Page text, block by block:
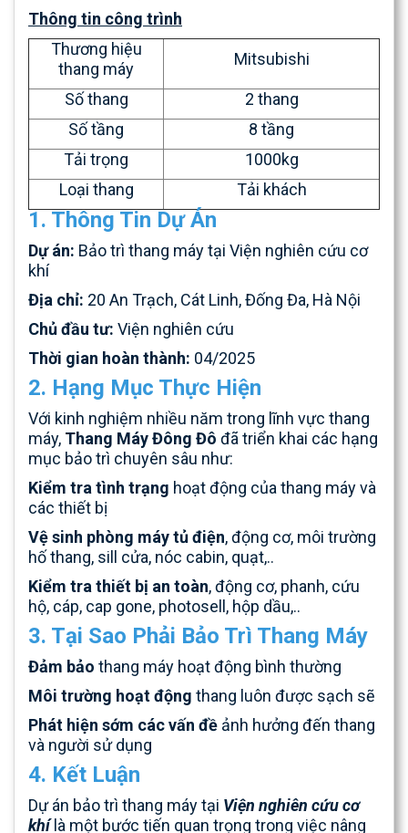
Thông tin công trình
Thương hiệu
thang máy
Mitsubishi
Số thang
2 thang
Số tầng
8 tầng
Tải trọng
1000kg
Loại thang
Tải khách
1. Thông Tin Dự Án
Dự án: Bảo trì thang máy tại Viện nghiên cứu cơ
khí
Địa chỉ: 20 An Trạch, Cát Linh, Đống Đa, Hà Nội
Chủ đầu tư: Viện nghiên cứu
Thời gian hoàn thành: 04/2025
2. Hạng Mục Thực Hiện
Với kinh nghiệm nhiều năm trong lĩnh vực thang
máy, Thang Máy Đông Đô đã triển khai các hạng
mục bảo trì chuyên sâu như:
Kiểm tra tình trạng hoạt động của thang máy và
các thiết bị
Vệ sinh phòng máy tủ điện, động cơ, môi trường
hố thang, sill cửa, nóc cabin, quạt,..
Kiểm tra thiết bị an toàn, động cơ, phanh, cứu
hộ, cáp, cap gone, photosell, hộp dầu,..
3. Tại Sao Phải Bảo Trì Thang Máy
Đảm bảo thang máy hoạt động bình thường
Môi trường hoạt động thang luôn được sạch sẽ
Phát hiện sớm các vấn đề ảnh hưởng đến thang
và người sử dụng
4. Kết Luận
Dự án bảo trì thang máy tại Viện nghiên cứu cơ
khílà một bước tiến quan trọng trong việc nâng